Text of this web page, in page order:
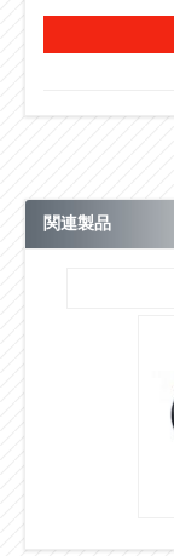
単位：㎜
関連製品